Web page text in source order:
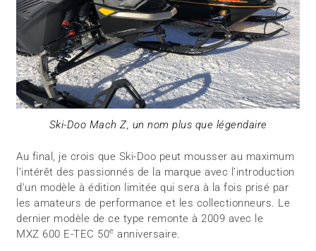
Ski-Doo Mach Z, un nom plus que légendaire
Au final, je crois que Ski-Doo peut mousser au maximum
l’intérêt des passionnés de la marque avec l’introduction
d’un modèle à édition limitée qui sera à la fois prisé par
les amateurs de performance et les collectionneurs. Le
dernier modèle de ce type remonte à 2009 avec le
MXZ 600 E-TEC 50e anniversaire.